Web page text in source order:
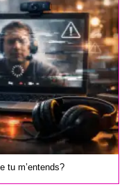
tu m’entends?